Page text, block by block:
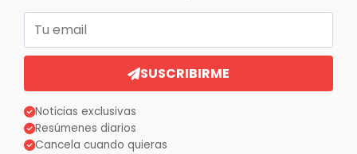
SUSCRIBIRME
Noticias exclusivas
Resúmenes diarios
Cancela cuando quieras